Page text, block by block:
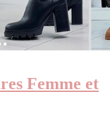
Femme et